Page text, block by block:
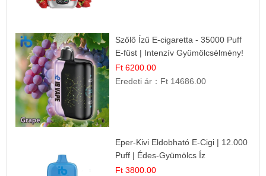
Szőlő Ízű E-cigaretta - 35000 Puff
E-füst | Intenzív Gyümölcsélmény!
Ft 6200.00
Eredeti ár： Ft 14686.00
Eper-Kivi Eldobható E-Cigi | 12.000
Puff | Édes-Gyümölcs Íz
Ft 3800.00